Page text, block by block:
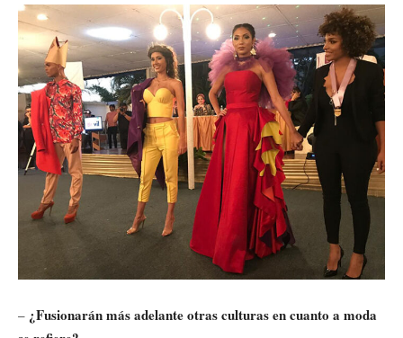
– ¿Fusionarán más adelante otras culturas en cuanto a moda